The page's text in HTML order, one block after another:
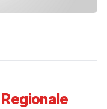
Regionale